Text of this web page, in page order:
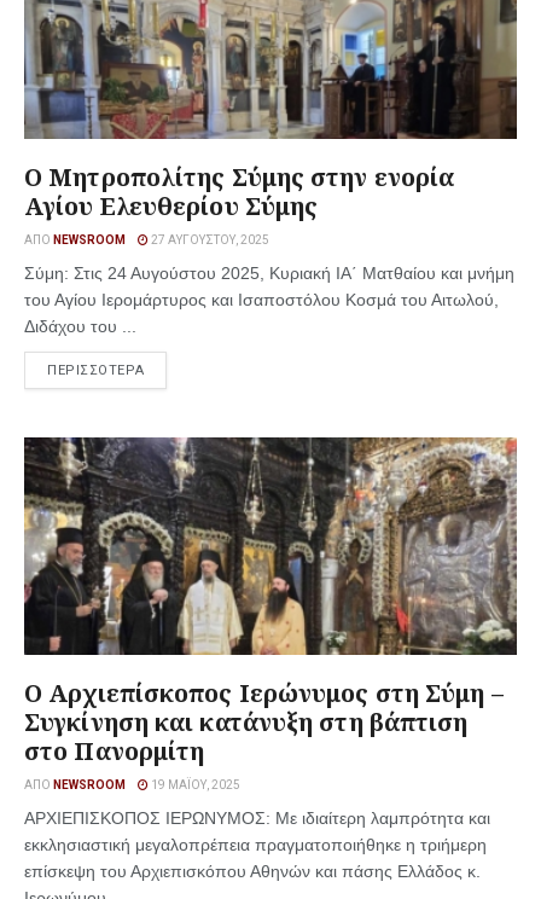
Ο Μητροπολίτης Σύμης στην ενορία
Αγίου Ελευθερίου Σύμης
ΑΠΌ NEWSROOM 27 ΑΥΓΟΎΣΤΟΥ, 2025
Σύμη: Στις 24 Αυγούστου 2025, Κυριακή ΙΑ΄ Ματθαίου και μνήμη
του Αγίου Ιερομάρτυρος και Ισαποστόλου Κοσμά του Αιτωλού,
Διδάχου του ...
ΠΕΡΙΣΣΟΤΕΡΑ
Ο Αρχιεπίσκοπος Ιερώνυμος στη Σύμη –
Συγκίνηση και κατάνυξη στη βάπτιση
στο Πανορμίτη
ΑΠΌ NEWSROOM 19 ΜΑΪ́ΟΥ, 2025
ΑΡΧΙΕΠΙΣΚΟΠΟΣ ΙΕΡΩΝΥΜΟΣ: Με ιδιαίτερη λαμπρότητα και
εκκλησιαστική μεγαλοπρέπεια πραγματοποιήθηκε η τριήμερη
επίσκεψη του Αρχιεπισκόπου Αθηνών και πάσης Ελλάδος κ.